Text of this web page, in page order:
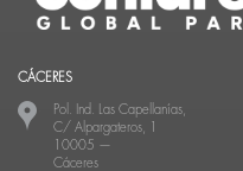
CÁCERES
Pol. Ind. Las Capellanías,
C/ Alpargateros, 1
10005 —
Cáceres